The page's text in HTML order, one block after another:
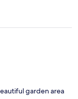
garden area